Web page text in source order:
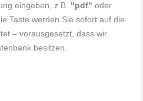
eingeben, z.B. "pdf" oder
Taste werden Sie sofort auf die
– vorausgesetzt, dass wir
besitzen.